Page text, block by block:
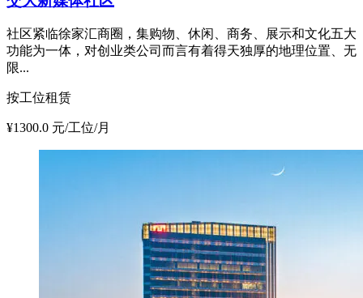
社区紧临徐家汇商圈，集购物、休闲、商务、展示和文化五大
功能为一体，对创业类公司而言有着得天独厚的地理位置、无
限...
按工位租赁
¥1300.0 元/工位/月